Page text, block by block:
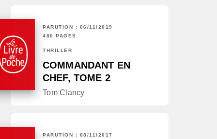
PARUTION : 06/11/2019
480 PAGES
THRILLER
COMMANDANT EN
CHEF, TOME 2
Tom Clancy
PARUTION : 08/11/2017